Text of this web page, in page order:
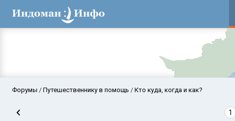
Форумы Путешественнику в помощь Кто куда, когда и как?
1